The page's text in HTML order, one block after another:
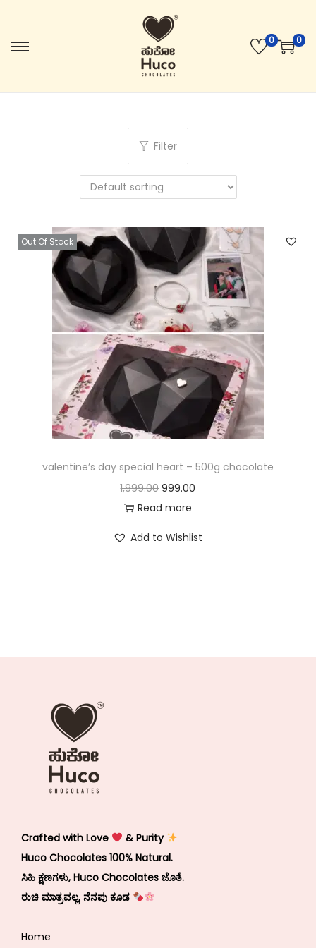
0 0
Filter
Out Of Stock
valentine’s day special heart – 500g chocolate
1,999.00 999.00
Read more
Add to Wishlist
Crafted with Love
& Purity
Huco Chocolates 100% Natural.
ಸಿಹಿ ಕ್ಷಣಗಳು, Huco Chocolates ಜೊತೆ.
ರುಚಿ ಮಾತ್ರವಲ್ಲ, ನೆನಪು ಕೂಡ
Home